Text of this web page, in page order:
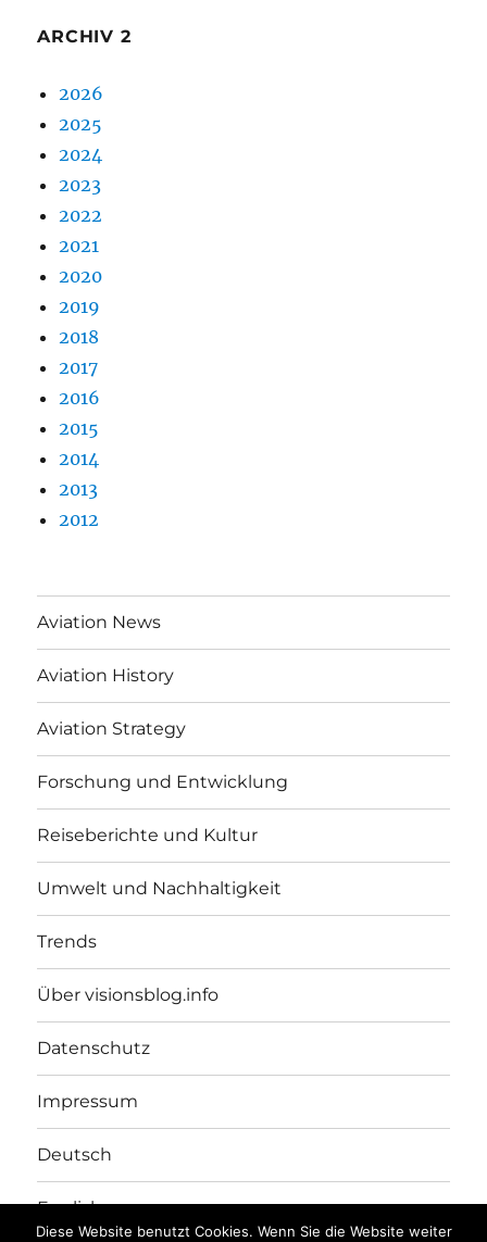
ARCHIV 2
2026
2025
2024
2023
2022
2021
2020
2019
2018
2017
2016
2015
2014
2013
2012
Aviation News
Aviation History
Aviation Strategy
Forschung und Entwicklung
Reiseberichte und Kultur
Umwelt und Nachhaltigkeit
Trends
Über visionsblog.info
Datenschutz
Impressum
Deutsch
English
Diese Website benutzt Cookies. Wenn Sie die Website weiter